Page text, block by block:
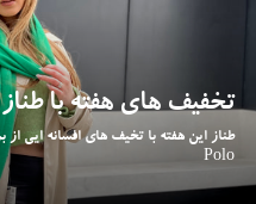
تخفیف های هفته با طناز
Polo